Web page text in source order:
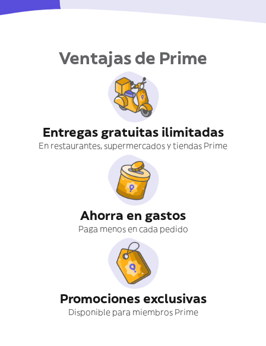
Ventajas de Prime
Entregas gratuitas ilimitadas
En restaurantes, supermercados y tiendas Prime
Ahorra en gastos
Paga menos en cada pedido
Promociones exclusivas
Disponible para miembros Prime